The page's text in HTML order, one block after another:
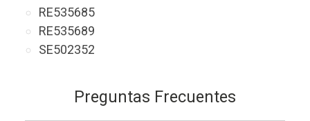
RE535685
RE535689
SE502352
Preguntas Frecuentes